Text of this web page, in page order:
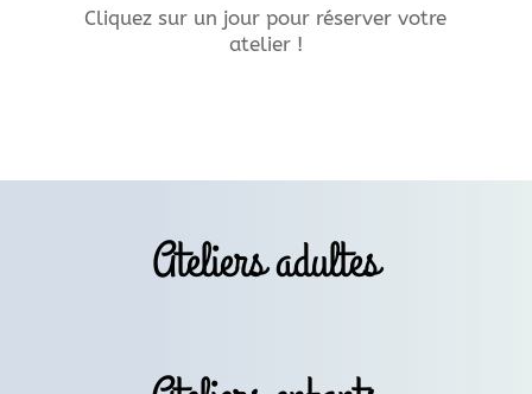
Cliquez sur un jour pour réserver votre
atelier !
Ateliers adultes